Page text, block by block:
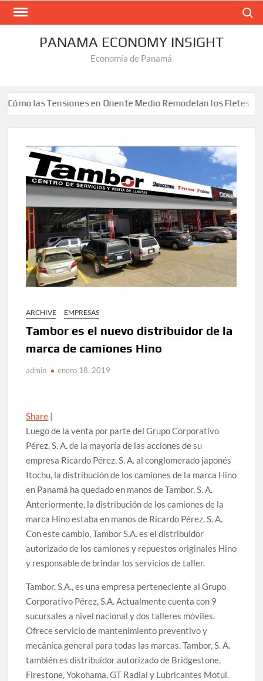
Saltar
PANAMA ECONOMY INSIGHT
Economía de Panamá
las Tensiones en Oriente Medio Remodelan los Fletes
ARCHIVE EMPRESAS
Tambor es el nuevo distribuidor de la
marca de camiones Hino
admin enero 18, 2019
Share |
Luego de la venta por parte del Grupo Corporativo
Pérez, S. A. de la mayoría de las acciones de su
empresa Ricardo Pérez, S. A. al conglomerado japonés
Itochu, la distribución de los camiones de la marca Hino
en Panamá ha quedado en manos de Tambor, S. A.
Anteriormente, la distribución de los camiones de la
marca Hino estaba en manos de Ricardo Pérez, S. A.
Con este cambio, Tambor S.A. es el distribuidor
autorizado de los camiones y repuestos originales Hino
y responsable de brindar los servicios de taller.
Tambor, S.A., es una empresa perteneciente al Grupo
Corporativo Pérez, S.A. Actualmente cuenta con 9
sucursales a nivel nacional y dos talleres móviles.
Ofrece servicio de mantenimiento preventivo y
mecánica general para todas las marcas. Tambor, S. A.
también es distribuidor autorizado de Bridgestone,
Firestone, Yokohama, GT Radial y Lubricantes Motul.